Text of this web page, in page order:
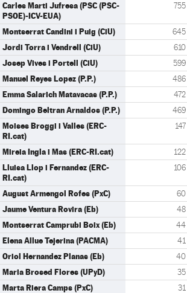
Carles Marti Jufresa (PSC (PSC-
PSOE)-ICV-EUA)
755
Montserrat Candini i Puig (CiU) 645
Jordi Torra i Vendrell (CiU) 610
Josep Vives i Portell (CiU) 599
Manuel Reyes Lopez (P.P.) 486
Emma Salarich Matavacas (P.P.) 472
Domingo Beltran Arnaldos (P.P.) 469
Moises Broggi i Valles (ERC-
RI.cat)
147
Mireia Ingla i Mas (ERC-RI.cat) 122
Lluisa Llop i Fernandez (ERC-
RI.cat)
106
August Armengol Rofes (PxC) 60
Jaume Ventura Rovira (Eb) 48
Montserrat Camprubi Boix (Eb) 44
Elena Allue Tejerina (PACMA) 41
Oriol Hernandez Planas (Eb) 40
Maria Brosed Flores (UPyD) 35
Marta Riera Camps (PxC) 31